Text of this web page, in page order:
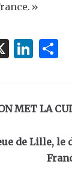
»
X
Li
e
n
g
MET LA
de Lille, le